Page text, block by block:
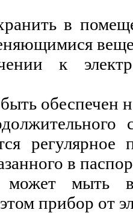
в
к
обеспечен
в
может мыть
прибор от